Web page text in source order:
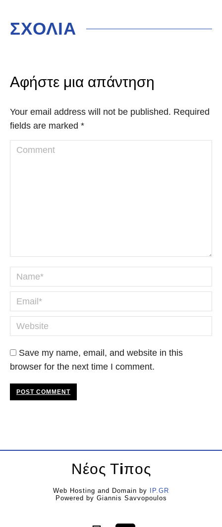
ΣΧΟΛΙΑ
Αφήστε μια απάντηση
Your email address will not be published. Required
fields are marked *
Comment
Name *
Email *
Website
Save my name, email, and website in this
browser for the next time I comment.
POST COMMENT
Νέος Τiπος
Web Hosting and Domain by
IP.GR
Powered by Giannis Savvopoulos